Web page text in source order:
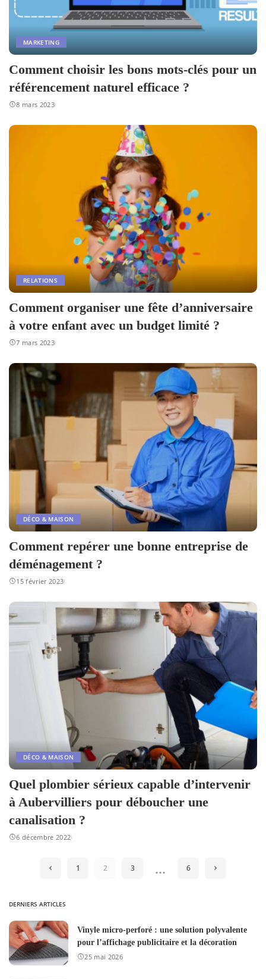
MARKETING
Comment choisir les bons mots-clés pour un
référencement naturel efficace ?
8 mars 2023
RELATIONS
Comment organiser une fête d’anniversaire
à votre enfant avec un budget limité ?
7 mars 2023
DÉCO & MAISON
Comment repérer une bonne entreprise de
déménagement ?
15 février 2023
DÉCO & MAISON
Quel plombier sérieux capable d’intervenir
à Aubervilliers pour déboucher une
canalisation ?
6 décembre 2022
1 2 3 … 6
DERNIERS ARTICLES
Vinyle micro-perforé : une solution polyvalente
pour l’affichage publicitaire et la décoration
25 mai 2026